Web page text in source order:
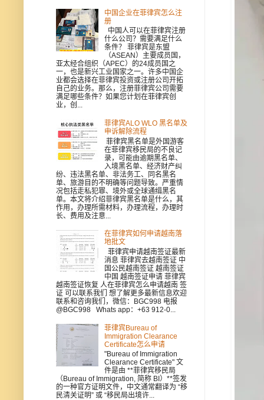
中国企业在菲律宾怎么注
册
中国人可以在菲律宾注册
什么公司？需要满足什么
条件？ 菲律宾是东盟
（ASEAN）主要成员国，
亚太经合组织（APEC）的24成员国之
一，也是新兴工业国家之一。许多中国企
业都会选择在菲律宾投资或注册公司开拓
自己的业务。那么，注册菲律宾公司需要
满足哪些条件？如果您计划在菲律宾创
业，创...
菲律宾ALO WLO 黑名单及
申诉解除流程
菲律宾黑名单是外国游客
在菲律宾移民局的不良记
录，可能由逾期黑名单、
入境黑名单、经济财产纠
纷、违法黑名单、非法务工、同名黑名
单、旅游目的不明确等问题导致。严重情
况包括走私犯罪、境外或全球通缉黑名
单。本文将介绍菲律宾黑名单是什么，其
作用，办理所需材料，办理流程，办理时
长、费用及注意...
在菲律宾如何申请越南落
地批文
菲律宾申请越南签证最新
消息 菲律宾去越南签证 中
国公民越南签证 越南签证
中国 越南签证申请 菲律宾
越南签证恢复 人在菲律宾怎么申请越南 签
证 可以联系我们 想了解更多最新信息欢迎
联系和咨询我们，微信：BGC998 电报
@BGC998 Whats app：+63 912-0...
菲律宾Bureau of
Immigration Clearance
Certificate怎么申请
"Bureau of Immigration
Clearance Certificate" 文
件是由 **菲律宾移民局
（Bureau of Immigration, 简称 BI）**签发
的一种官方证明文件，中文通常翻译为 “移
民清关证明” 或 “移民局出境许...